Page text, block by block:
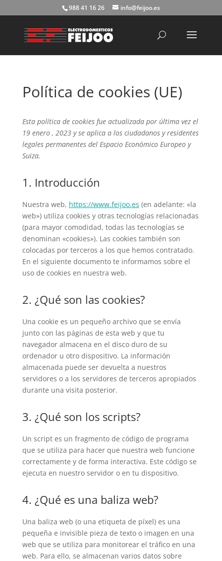
988 41 16 26 info@feijoo.es
Política de cookies (UE)
Esta política de cookies fue actualizada por última vez el
19 enero , 2023 y se aplica a los ciudadanos y residentes
legales permanentes del Espacio Económico Europeo y
Suiza.
1. Introducción
Nuestra web, https://www.feijoo.es (en adelante: «la
web») utiliza cookies y otras tecnologías relacionadas
(para mayor comodidad, todas las tecnologías se
denominan «cookies»). Las cookies también son
colocadas por terceros a los que hemos contratado.
En el siguiente documento te informamos sobre el
uso de cookies en nuestra web.
2. ¿Qué son las cookies?
Una cookie es un pequeño archivo que se envía
junto con las páginas de esta web y que tu
navegador almacena en el disco duro de su
ordenador u otro dispositivo. La información
almacenada puede ser devuelta a nuestros
servidores o a los servidores de terceros apropiados
durante una visita posterior.
3. ¿Qué son los scripts?
Un script es un fragmento de código de programa
que se utiliza para hacer que nuestra web funcione
correctamente y de forma interactiva. Este código se
ejecuta en nuestro servidor o en tu dispositivo.
4. ¿Qué es una baliza web?
Una baliza web (o una etiqueta de píxel) es una
pequeña e invisible pieza de texto o imagen en una
web que se utiliza para monitorear el tráfico en una
web. Para ello, se almacenan varios datos sobre